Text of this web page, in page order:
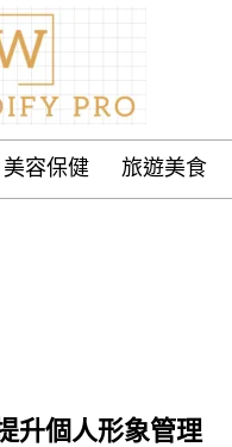
美容保健 旅遊美食
升個人形象管理